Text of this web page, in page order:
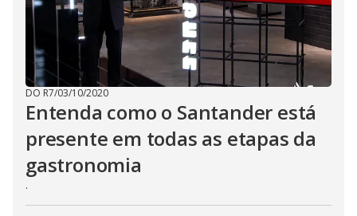
DO R7/03/10/2020
Entenda como o Santander está
presente em todas as etapas da
gastronomia
.